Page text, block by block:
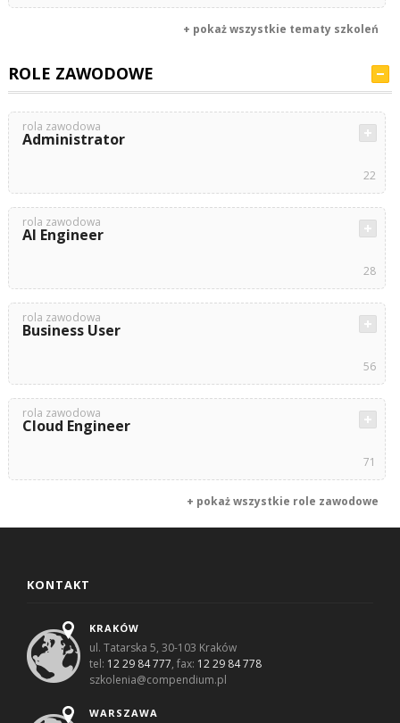
+ pokaż wszystkie tematy szkoleń
ROLE ZAWODOWE
rola zawodowa
Administrator
22
rola zawodowa
AI Engineer
28
rola zawodowa
Business User
56
rola zawodowa
Cloud Engineer
71
+ pokaż wszystkie role zawodowe
KONTAKT
KRAKÓW
ul. Tatarska 5, 30-103 Kraków
tel: 12 29 84 777, fax: 12 29 84 778
szkolenia@compendium.pl
WARSZAWA